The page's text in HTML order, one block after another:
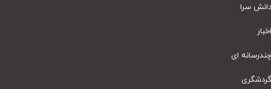
سرا
ای